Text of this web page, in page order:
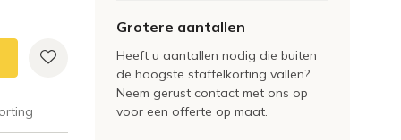
Grotere aantallen
Heeft u aantallen nodig die buiten
de hoogste staffelkorting vallen?
Neem gerust contact met ons op
voor een offerte op maat.